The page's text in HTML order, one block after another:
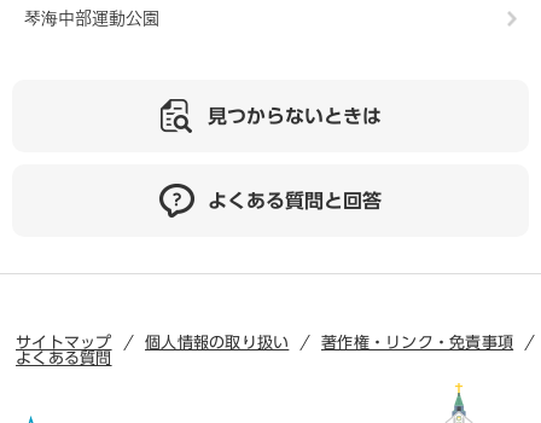
琴海中部運動公園
見つからないときは
よくある質問と回答
サイトマップ 個人情報の取り扱い
著作権・リンク・免責事項
よくある質問